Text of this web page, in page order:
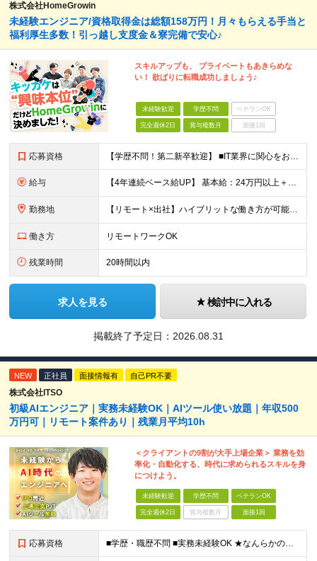
株式会社HomeGrowin
未経験エンジニア/資格取得金は総額158万円！月々もらえる手当と
福利厚生多数！引っ越し支度金＆寮完備で安心♪
スキルアップも、 プライベートもあきらめな
い！ 欲ばりに転職成功しましょう♪
未経験歓迎 学歴不問 ベテランOK
完全週休2日 賞与複数月 面接1回
応募資格 【学歴不問！第二新卒歓迎】 ■IT業界に関心をお持ちの方 【IT業界未経験者の方へ】 ITエンジニアという仕事は、パソコンの前でずっとにらめっこを しているイメージがありますが、意外とそうではないん
給与 【4年連続ベース給UP】 基本給：24万円以上＋残業代(全額)＋各種手当 ※みなし残業なし ※基本給は経験や前職の給与を十分に考慮します ※交通費別途支給 ※6ヶ月間の試用期間があります（給与・待遇は
勤務地 【リモート×出社】ハイブリットな働き方が可能！ 東京、神奈川のプロジェクト先 ■本社 神奈川県横浜市神奈川区栄町3-12 パシフィックマークス横浜イースト6F ■事業所(東京都最寄駅のみ記載) サ
働き方 リモートワークOK
残業時間 20時間以内
求人を見る 検討中に入れる
掲載終了予定日： 2026.08.31
NEW 正社員 面接情報有 自己PR不要
株式会社ITSO
初級AIエンジニア｜実務未経験OK｜AIツール使い放題｜年収500
万円可｜リモート案件あり｜残業月平均10h
＜クライアントの9割が大手上場企業＞ 業務を効
率化・自動化する、時代に求められるスキルを身
につけよう。
未経験歓迎 学歴不問 ベテランOK
完全週休2日 賞与複数月 面接1回
応募資格 ■学歴・職歴不問 ■実務未経験OK ★なんらかのプログラミングを学習した方（独学/スクールなどは不問）を歓迎します！ ┗Python、Java、Javascript、VBA、GASなど ≪以下のよう